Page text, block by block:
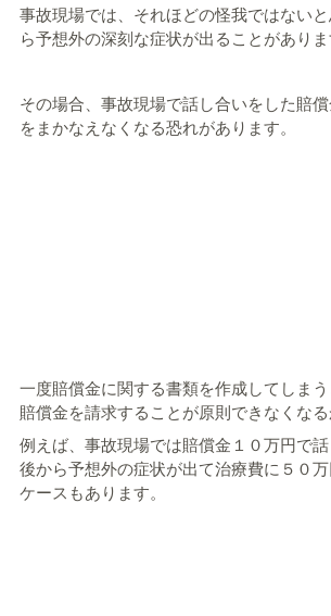
事故現場では、それほどの怪我ではない
ら予想外の深刻な症状が出ることがありま
その場合、事故現場で話し合いをした賠
をまかなえなくなる恐れがあります。
一度賠償金に関する書類を作成してしま
賠償金を請求することが原則できなくなる
例えば、事故現場では賠償金１０万円で話
後から予想外の症状が出て治療費に５０
ケースもあります。